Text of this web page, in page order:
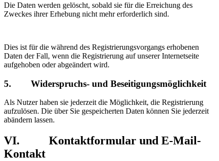
Die Daten werden gelöscht, sobald sie für die Erreichung des
Zweckes ihrer Erhebung nicht mehr erforderlich sind.
Dies ist für die während des Registrierungsvorgangs erhobenen
Daten der Fall, wenn die Registrierung auf unserer Internetseite
aufgehoben oder abgeändert wird.
5. Widerspruchs- und Beseitigungsmöglichkeit
Als Nutzer haben sie jederzeit die Möglichkeit, die Registrierung
aufzulösen. Die über Sie gespeicherten Daten können Sie jederzeit
abändern lassen.
VI. Kontaktformular und E-Mail-
Kontakt